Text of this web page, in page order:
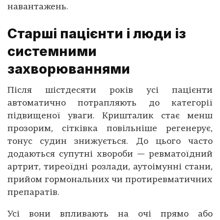
навантажень.
Старші пацієнти і люди із
системними
захворюваннями
Після шістдесяти років усі пацієнти
автоматично потрапляють до категорії
підвищеної уваги. Кришталик стає менш
прозорим, сітківка повільніше регенерує,
тонус судин знижується. До цього часто
додаються супутні хвороби — ревматоїдний
артрит, тиреоїдні розлади, аутоімунні стани,
прийом гормональних чи протиревматичних
препаратів.
Усі вони впливають на очі прямо або